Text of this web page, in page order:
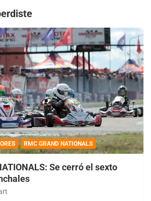
RMC GRAND NATIONALS
Se cerró el sexto